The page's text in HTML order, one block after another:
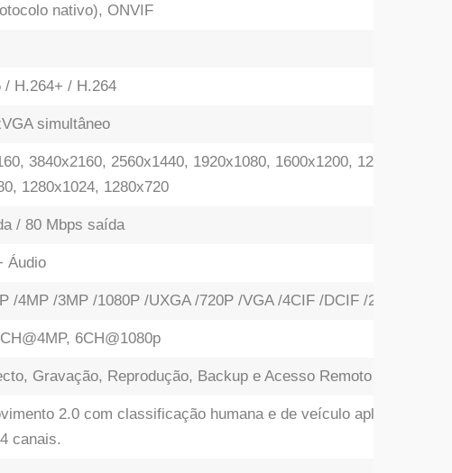
nativo), ONVIF
/ H.264+ / H.264
simultâneo
3840x2160, 2560x1440, 1920x1080, 1600x1200, 1280x1024,
1280x1024, 1280x720
/ 80 Mbps saída
Áudio
/4MP /3MP /1080P /UXGA /720P /VGA /4CIF /DCIF /2CIF /CIF /
6CH@1080p
Gravação, Reprodução, Backup e Acesso Remoto
2.0 com classificação humana e de veículo aplicada na
canais.